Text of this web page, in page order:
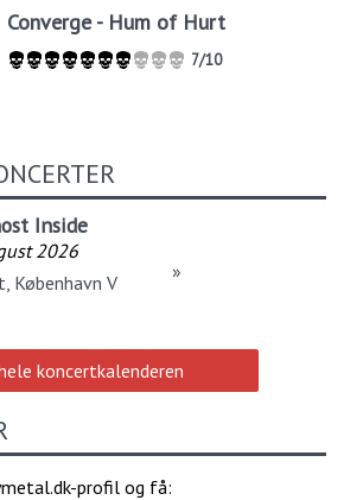
Converge - Hum of Hurt
7/10
Inside
2026
København V
»
koncertkalenderen
profil og få: